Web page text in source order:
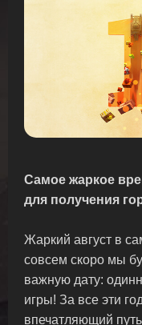
Самое жаркое
для получения
Жаркий август в
совсем скоро мы
важную дату:
игры! За все эти
впечатляющий